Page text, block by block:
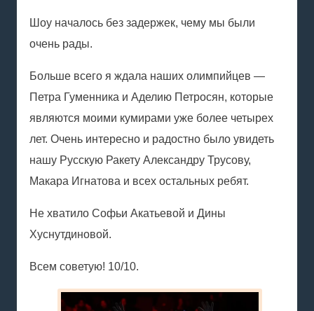
Шоу началось без задержек, чему мы были
очень рады.
Больше всего я ждала наших олимпийцев —
Петра Гуменника и Аделию Петросян, которые
являются моими кумирами уже более четырех
лет. Очень интересно и радостно было увидеть
нашу Русскую Ракету Александру Трусову,
Макара Игнатова и всех остальных ребят.
Не хватило Софьи Акатьевой и Дины
Хуснутдиновой.
Всем советую! 10/10.